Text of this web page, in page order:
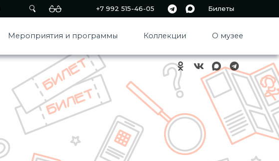
+7 992 515-46-05 Билеты
Мероприятия и программы Коллекции О музее